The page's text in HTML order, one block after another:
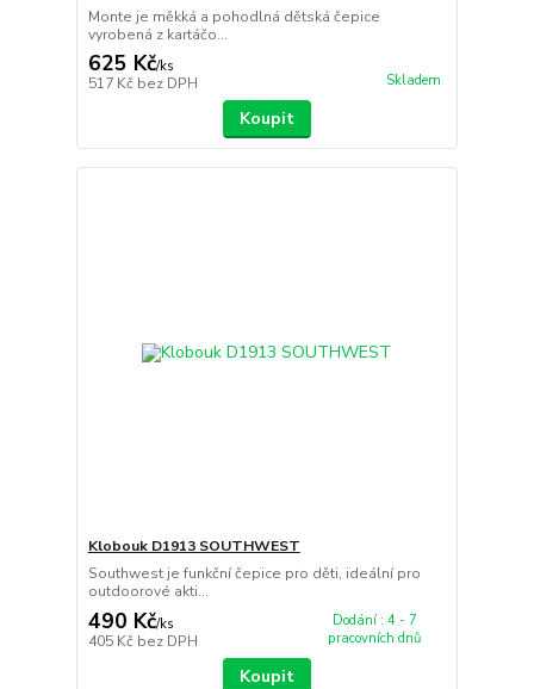
Monte je měkká a pohodlná dětská čepice
vyrobená z kartáčo...
625 Kč/ks
517 Kč bez DPH Skladem
Koupit
Klobouk D1913 SOUTHWEST
Southwest je funkční čepice pro děti, ideální pro
outdoorové akti...
490 Kč/ks
405 Kč bez DPH
Dodání : 4 - 7
pracovních dnů
Koupit